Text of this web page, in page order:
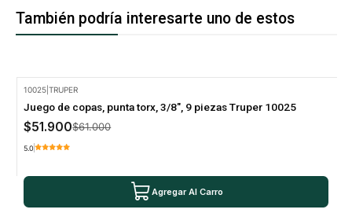
También podría interesarte uno de estos
10025 |TRUPER
Juego de copas, punta torx, 3/8", 9 piezas Truper 10025
$51.900$61.000
5.0
Agregar Al Carro